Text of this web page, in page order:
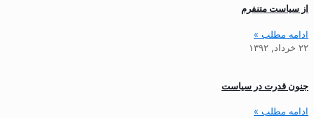
از سیاست متنفرم
ادامه مطلب »
۲۲ خرداد, ۱۳۹۲
جنون قدرت در سیاست
ادامه مطلب »